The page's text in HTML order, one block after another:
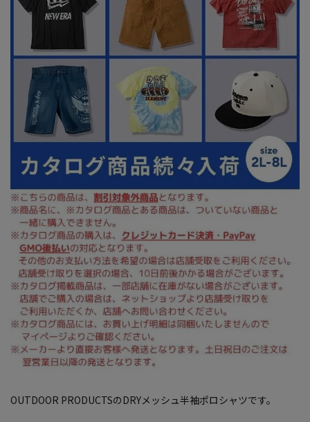
OUTDOOR PRODUCTSのDRYメッシュ半袖ポロシャツです。